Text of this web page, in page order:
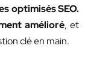
optimisés SEO.
amélioré, et
clé en main.